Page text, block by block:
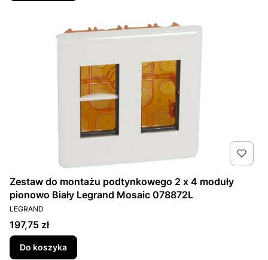
Zestaw do montażu podtynkowego 2 x 4 moduły
pionowo Biały Legrand Mosaic 078872L
PRODUCENT
LEGRAND
Cena
197,75 zł
Do koszyka